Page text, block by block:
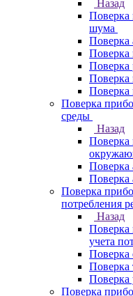
Назад
Поверка
шума
Поверка
Поверка
Поверка
Поверка
Поверка
среды
Назад
Поверка
Поверка
Поверка
Поверка
потребления
Назад
Поверка
учета
Поверка
Поверка
Поверка
Поверка